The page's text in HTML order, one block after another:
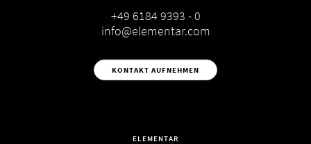
+49 6184 9393 - 0
info@elementar.com
KONTAKT AUFNEHMEN
ELEMENTAR